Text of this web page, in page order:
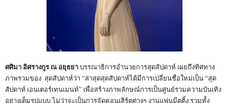
ศศิมา อิศรางกูร ณ อยุธยา บรรณาธิการอำนวยการสุดสัปดาห์ เผยถึงทิศทาง
ภาพรวมของ สุดสัปดาห์ว่า “ล่าสุดสุดสัปดาห์ได้มีการเปลี่ยนชื่อใหม่เป็น “สุด
สัปดาห์ เอนเตอร์เทนเมนท์” เพื่อสร้างภาพลักษณ์การเป็นศูนย์รวมความบันเทิง
อย่างเต็มรูปแบบ ไม่ว่าจะเป็นการจัดคอนเสิร์ตต่างๆ งานแฟนมีตติ้ง รวมทั้ง